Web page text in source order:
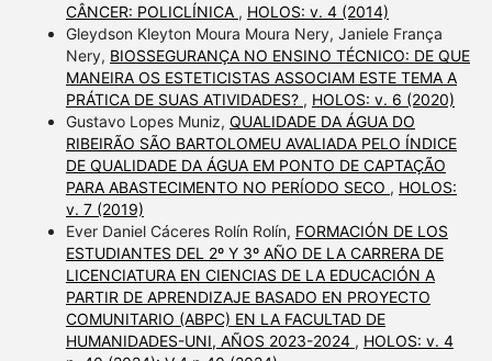
CÂNCER: POLICLÍNICA , HOLOS: v. 4 (2014)
Gleydson Kleyton Moura Moura Nery, Janiele França
Nery, BIOSSEGURANÇA NO ENSINO TÉCNICO: DE QUE
MANEIRA OS ESTETICISTAS ASSOCIAM ESTE TEMA A
PRÁTICA DE SUAS ATIVIDADES? , HOLOS: v. 6 (2020)
Gustavo Lopes Muniz, QUALIDADE DA ÁGUA DO
RIBEIRÃO SÃO BARTOLOMEU AVALIADA PELO ÍNDICE
DE QUALIDADE DA ÁGUA EM PONTO DE CAPTAÇÃO
PARA ABASTECIMENTO NO PERÍODO SECO , HOLOS:
v. 7 (2019)
Ever Daniel Cáceres Rolín Rolín, FORMACIÓN DE LOS
ESTUDIANTES DEL 2º Y 3º AÑO DE LA CARRERA DE
LICENCIATURA EN CIENCIAS DE LA EDUCACIÓN A
PARTIR DE APRENDIZAJE BASADO EN PROYECTO
COMUNITARIO (ABPC) EN LA FACULTAD DE
HUMANIDADES-UNI, AÑOS 2023-2024 , HOLOS: v. 4